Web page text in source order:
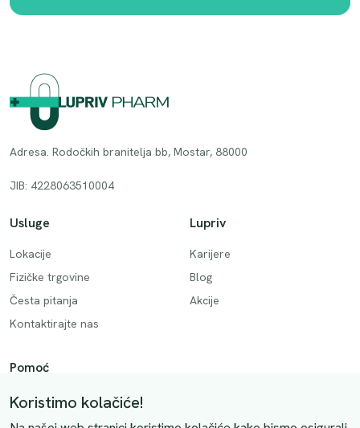
Adresa. Rodočkih branitelja bb, Mostar, 88000
JIB: 4228063510004
Usluge
Lokacije
Fizičke trgovine
Česta pitanja
Kontaktirajte nas
Lupriv
Karijere
Blog
Akcije
Pomoć
Način plaćanja
Dostava
Koristimo kolačiće!